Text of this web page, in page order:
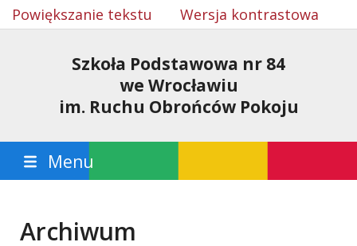
Powiększanie tekstu Wersja kontrastowa
Szkoła Podstawowa nr 84
we Wrocławiu
im. Ruchu Obrońców Pokoju
Menu
Archiwum